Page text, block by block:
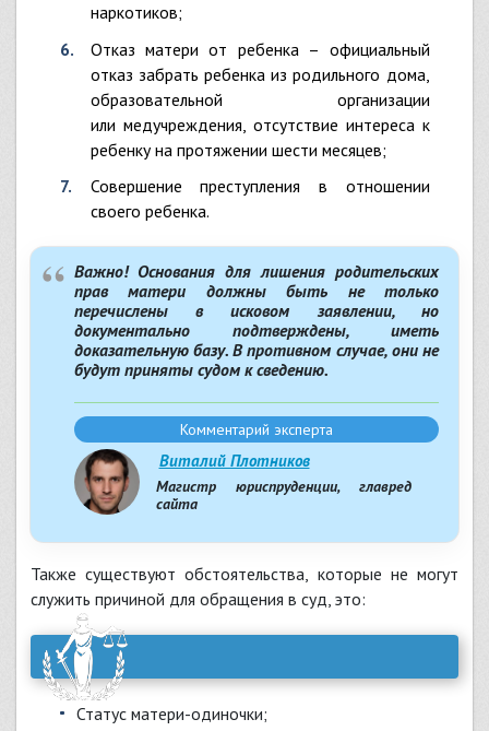
наркотиков;
отказ матери от ребенка – официальный
отказ забрать ребенка из родильного дома,
образовательной организации
или медучреждения, отсутствие интереса к
ребенку на протяжении шести месяцев;
совершение преступления в отношении
своего ребенка.
Важно! Основания для лишения родительских
прав матери должны быть не только
перечислены в исковом заявлении, но
документально подтверждены, иметь
доказательную базу. В противном случае, они не
будут приняты судом к сведению.
Виталий Плотников
Магистр юриспруденции, главред
сайта
Комментарий эксперта
Также существуют обстоятельства, которые не могут
служить причиной для обращения в суд, это:
статус матери-одиночки;